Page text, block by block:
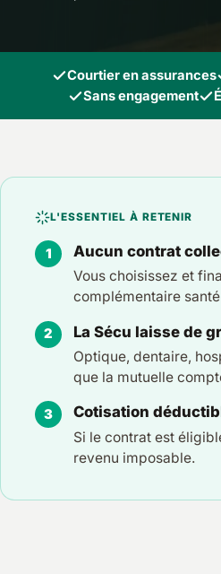
Courtier en assurances
Sans engagement
L'ESSENTIEL À RETENIR
Aucun contrat
Vous choisissez et
complémentaire
La Sécu laisse de
Optique, dentaire,
que la mutuelle
Cotisation
Si le contrat est
revenu imposable.